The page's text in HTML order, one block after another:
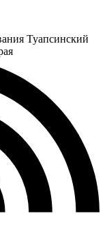
Туапсинский